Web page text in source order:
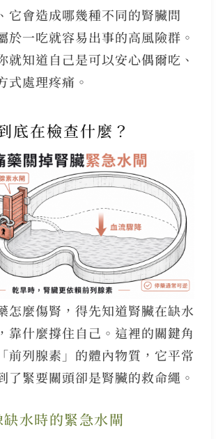
它會造成哪幾種不同的腎臟問
於一吃就容易出事的高風險群。
就知道自己是可以安心偶爾吃、
式處理疼痛。
底在檢查什麼？
怎麼傷腎，得先知道腎臟在缺水
靠什麼撐住自己。這裡的關鍵角
前列腺素」的體內物質，它平常
了緊要關頭卻是腎臟的救命繩。
水時的緊急水閘